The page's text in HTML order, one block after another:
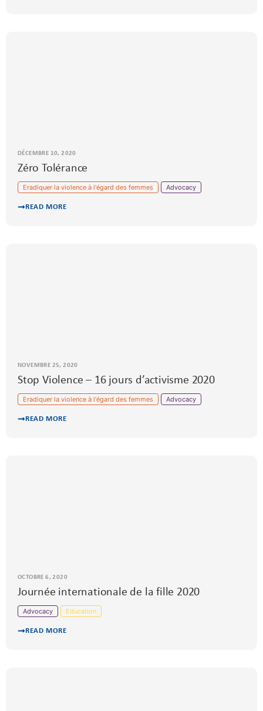
DÉCEMBRE 10, 2020
Zéro Tolérance
Eradiquer la violence à l'égard des femmes Advocacy
READ MORE
NOVEMBRE 25, 2020
Stop Violence – 16 jours d’activisme 2020
Eradiquer la violence à l'égard des femmes Advocacy
READ MORE
OCTOBRE 6, 2020
Journée internationale de la fille 2020
Advocacy Education
READ MORE